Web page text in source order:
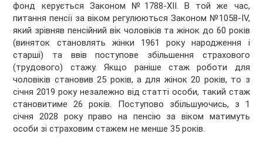
фонд керується Законом №1788-XII. В той же час,
питання пенсії за віком регулюються Законом №1058-IV,
який зрівняв пенсійний вік чоловіків та жінок до 60 років
(виняток становлять жінки 1961 року народження і
старші) та ввів поступове збільшення страхового
(трудового) стажу. Якщо раніше стаж роботи для
чоловіків становив 25 років, а для жінок 20 років, то з
січня 2019 року незалежно від статті особи, такий стаж
становитиме 26 років. Поступово збільшуючись, з 1
січня 2028 року право на пенсію за віком матимуть
особи зі страховим стажем не менше 35 років.